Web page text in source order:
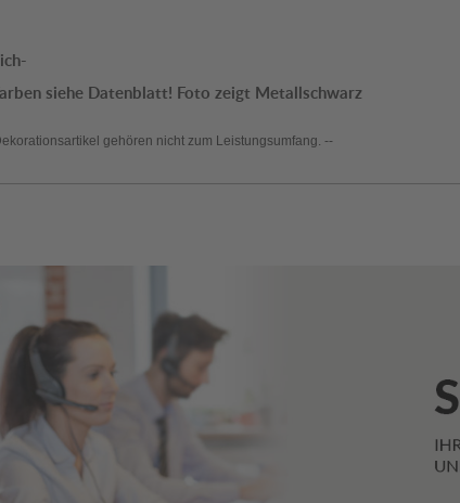
siehe Datenblatt! Foto zeigt Metallschwarz
gehören nicht zum Leistungsumfang. --